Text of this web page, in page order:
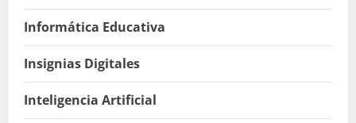
Informática Educativa
Insignias Digitales
Inteligencia Artificial